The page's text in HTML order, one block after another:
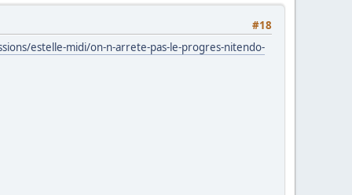
#18
estelle-midi/on-n-arrete-pas-le-progres-nitendo-